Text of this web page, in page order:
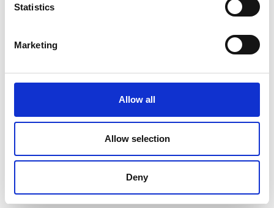
Statistics
Marketing
Allow all
Allow selection
Deny